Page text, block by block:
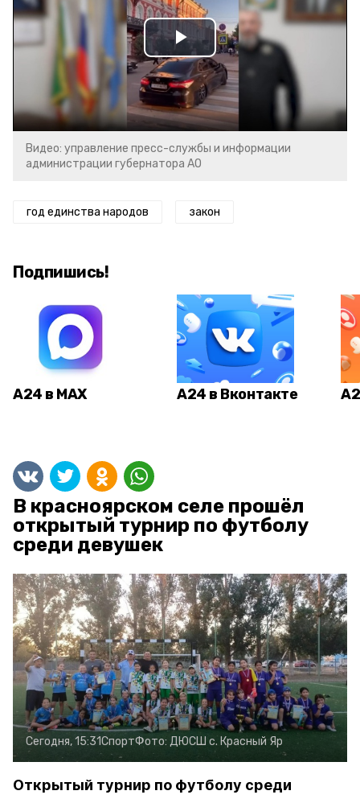
Play
Video
Видео: управление пресс-службы и информации
администрации губернатора АО
год единства народов закон
Подпишись!
А24 в MAX А24 в Вконтакте
В красноярском селе прошёл
открытый турнир по футболу
среди девушек
Сегодня, 15:31СпортФото: ДЮСШ с. Красный Яр
Открытый турнир по футболу среди